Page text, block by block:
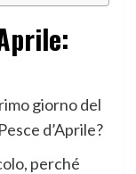
giorno del
d’Aprile?
perché